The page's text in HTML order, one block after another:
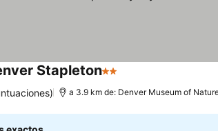
Stapleton2 Estrellas
a 3.9 km de: Denver Museum of